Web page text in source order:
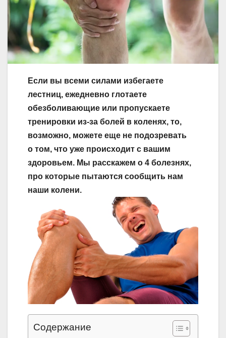
Если вы всеми силами избегаете
лестниц, ежедневно глотаете
обезболивающие или пропускаете
тренировки из-за болей в коленях, то,
возможно, можете еще не подозревать
о том, что уже происходит с вашим
здоровьем. Мы расскажем о 4 болезнях,
про которые пытаются сообщить нам
наши колени.
Содержание